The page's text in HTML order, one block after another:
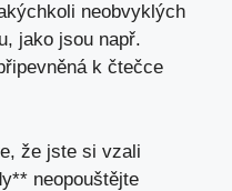
neobvyklých
jako jsou např.
k čtečce
že jste si vzali
neopouštějte